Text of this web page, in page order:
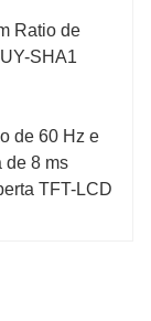
Ratio de
SHA1
de 60 Hz e
de 8 ms
TFT-LCD